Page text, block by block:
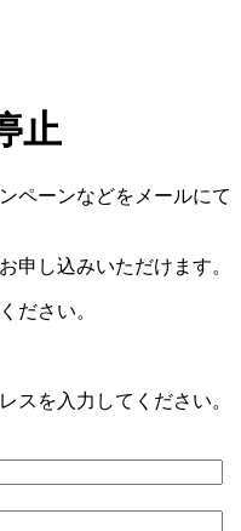
止
ペーンなどをメールにて
申し込みいただけます。
ださい。
スを入力してください。